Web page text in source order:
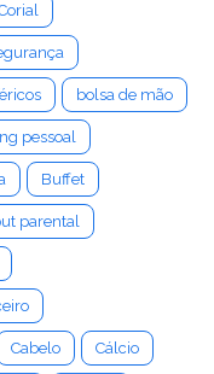
bolsa de mão
pessoal
Buffet
parental
Cabelo Cálcio